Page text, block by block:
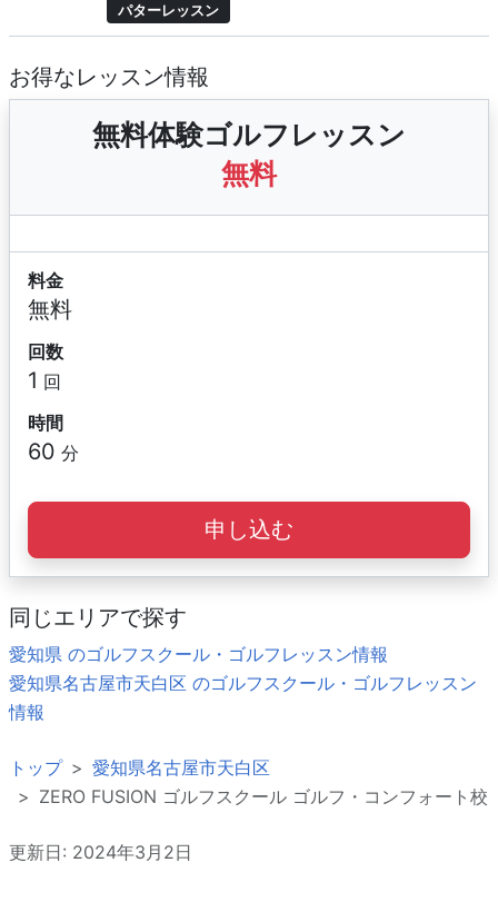
パターレッスン
お得なレッスン情報
無料体験ゴルフレッスン
無料
料金
無料
回数
1 回
時間
60 分
申し込む
同じエリアで探す
愛知県 のゴルフスクール・ゴルフレッスン情報
愛知県名古屋市天白区 のゴルフスクール・ゴルフレッスン
情報
トップ
愛知県名古屋市天白区
ZERO FUSION ゴルフスクール ゴルフ・コンフォート校
更新日: 2024年3月2日